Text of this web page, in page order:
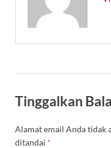
Tinggalkan
Alamat email Anda tidak
ditandai *